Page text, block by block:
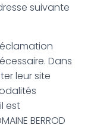
suivante
Dans
leur site
est
BERROD